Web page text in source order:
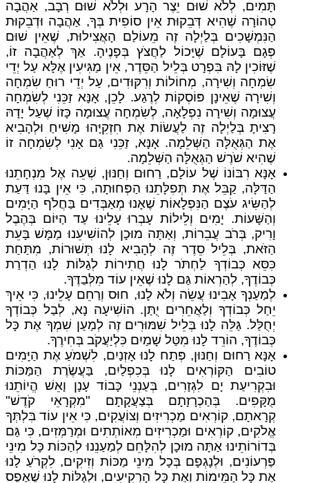
תָּמִים, לְלֹא שׁוּם יֵצֶר הָרָע וּלְלֹא שׁוּם רְבָב, אַהֲבָה
טְהוֹרָה שֶׁהִיא דְּבֵקוּת אֵין סוֹפִית בְּךָ, אַהֲבָה וּדְבֵקוּת
הַנִּמְשָׁכִים בְּלַיְלָה זֶה מֵעוֹלַם הָאֲצִילוּת, שֶׁאֵין שׁוּם
פְּגָם בָּעוֹלָם שֶׁיָּכוֹל לַחֲצֹץ בְּפָנֶיהָ. אַךְ לְאַהֲבָה זוֹ,
שֶׁזּוֹכִין לָהּ בִּפְרָט בְּלֵיל הַסֵּדֶר, אֵין מַגִּיעִין אֶלָּא עַל יְדֵי
שִׂמְחָה וְשִׁירָה, מְחוֹלוֹת וְרִקּוּדִים, עַל יְדֵי רוּחַ שִׂמְחָה
וְשִׁירָה שֶׁאֵינָן פּוֹסְקוֹת לְרֶגַע. לָכֵן, אָנָּא זַכֵּנִי לְשִׂמְחָה
עֲצוּמָה וְשִׁירָה נִפְלָאָה, לְשִׂמְחָה עֲצוּמָה כָּזוֹ שֶׁעַל יָדָהּ
רָצִיתָ בְּלַיְלָה זֶה לַעֲשׂוֹת אֶת חִזְקִיָּהוּ מָשִׁיחַ וּלְהָבִיא
אֶת הַגְּאֻלָּה הַשְּׁלֵמָה. אָנָּא, זַכֵּנִי גַּם אָנִי לְשִׂמְחָה זוֹ
שֶׁהִיא שֹׁרֶשׁ הַגְּאֻלָּה הַשְּׁלֵמָה.
אָנָּא רִבּוֹנוֹ שֶׁל עוֹלָם, רַחוּם וְחַנּוּן, שְׁעֵה אֶל מִנְחָתֵנוּ
הַדַּלָּה, קַבֵּל אֶת תְּפִלָּתֵנוּ הַפְּחוּתָה, כִּי אֵין בָּנוּ דַּעַת
לְהַשִּׂיג עֹצֶם הַנִּפְלָאוֹת שֶׁאָנוּ מְאַבְּדִים בַּחֲלֹף הַיָּמִים
וְהַשָּׁעוֹת. יָמִים וְלֵילוֹת עָבְרוּ עָלֵינוּ עַד הַיּוֹם בְּהֶבֶל
וָרִיק, בְּרֹב עֲבֵרוֹת, וְאַתָּה מוּכָן לְהוֹשִׁיעֵנוּ מַמָּשׁ בָּעֵת
הַזֹּאת, בְּלֵיל סֵדֶר זֶה לְהָבִיא לָנוּ תְּשׁוּרוֹת, מִתַּחַת
כִּסֵּא כְּבוֹדְךָ לַחְתֹּר לָנוּ חֲתִירוֹת לְגַלּוֹת לָנוּ הַדְרַת
כְּבוֹדֶךָ, לְהַרְאוֹת גַּם לָנוּ שֶׁאֵין עוֹד מִלְּבַדֶּךָ.
לְמַעַנְךָ אָבִינוּ עֲשֵׂה וְלֹא לָנוּ, חוּס וְרַחֵם עָלֵינוּ, כִּי אֵיךְ
יֵחַל כְּבוֹדְךָ וְלַאֲחֵרִים יֻתַּן. הוֹשִׁיעָה נָא, לְבַל כְּבוֹדְךָ
יְחֻלַּל. גַּלֵּה לָנוּ בְּלֵיל שִׁמּוּרִים זֶה לְמַעַן שִׁמְךָ אֶת כָּל
כְּבוֹדֶךָ, הוֹרֵד לָנוּ מִטַּל שָׁמַיִם כִּלְיַעֲקֹב בְּחִירֶךָ.
אָנָּא רַחוּם וְחַנּוּן, פְּתַח לָנוּ אָזְנַיִם, לִשְׁמֹעַ אֶת הַיָּמִים
טוֹבִים הַקּוֹרְאִים לָנוּ בְּכִפְלַיִם, בַּעֲשֶׂרֶת הַמַּכּוֹת
וּבִקְרִיעַת יָם לִגְזָרִים, בְּעַנְנֵי כָּבוֹד עָנָן וָאֵשׁ הֱיוֹתֵנוּ
מֻקָּפִים. בְּהַכְרָזָתָם בְּצַעֲקָתָם "מִקְרָאֵי קֹדֶשׁ"
קְרָאתָם, קוֹרְאִים מַכְרִיזִים וְצוֹעֲקִים, כִּי אֵין עוֹד בִּלְתְּךָ
אֱלֹקִים, קוֹרְאִים וּמַכְרִיזִים מְאוֹתְתִים וּמְרַמְּזִים, כִּי גַּם
בְּדוֹרוֹתֵינוּ אַתָּה מוּכָן לְהִלָּחֵם לְמַעַנֵנוּ לְהַכּוֹת כָּל מִינֵי
פַּרְעוֹנִים, וּלְנָגְפָם בְּכָל מִינֵי מַכּוֹת וְזִיקִים, לִקְרֹעַ לָנוּ
אֶת כָּל הַמֵּימוֹת וְאֶת כָּל הָרְקִיעִים, וּלְגַלּוֹת לָנוּ שֶׁאֶפֶס